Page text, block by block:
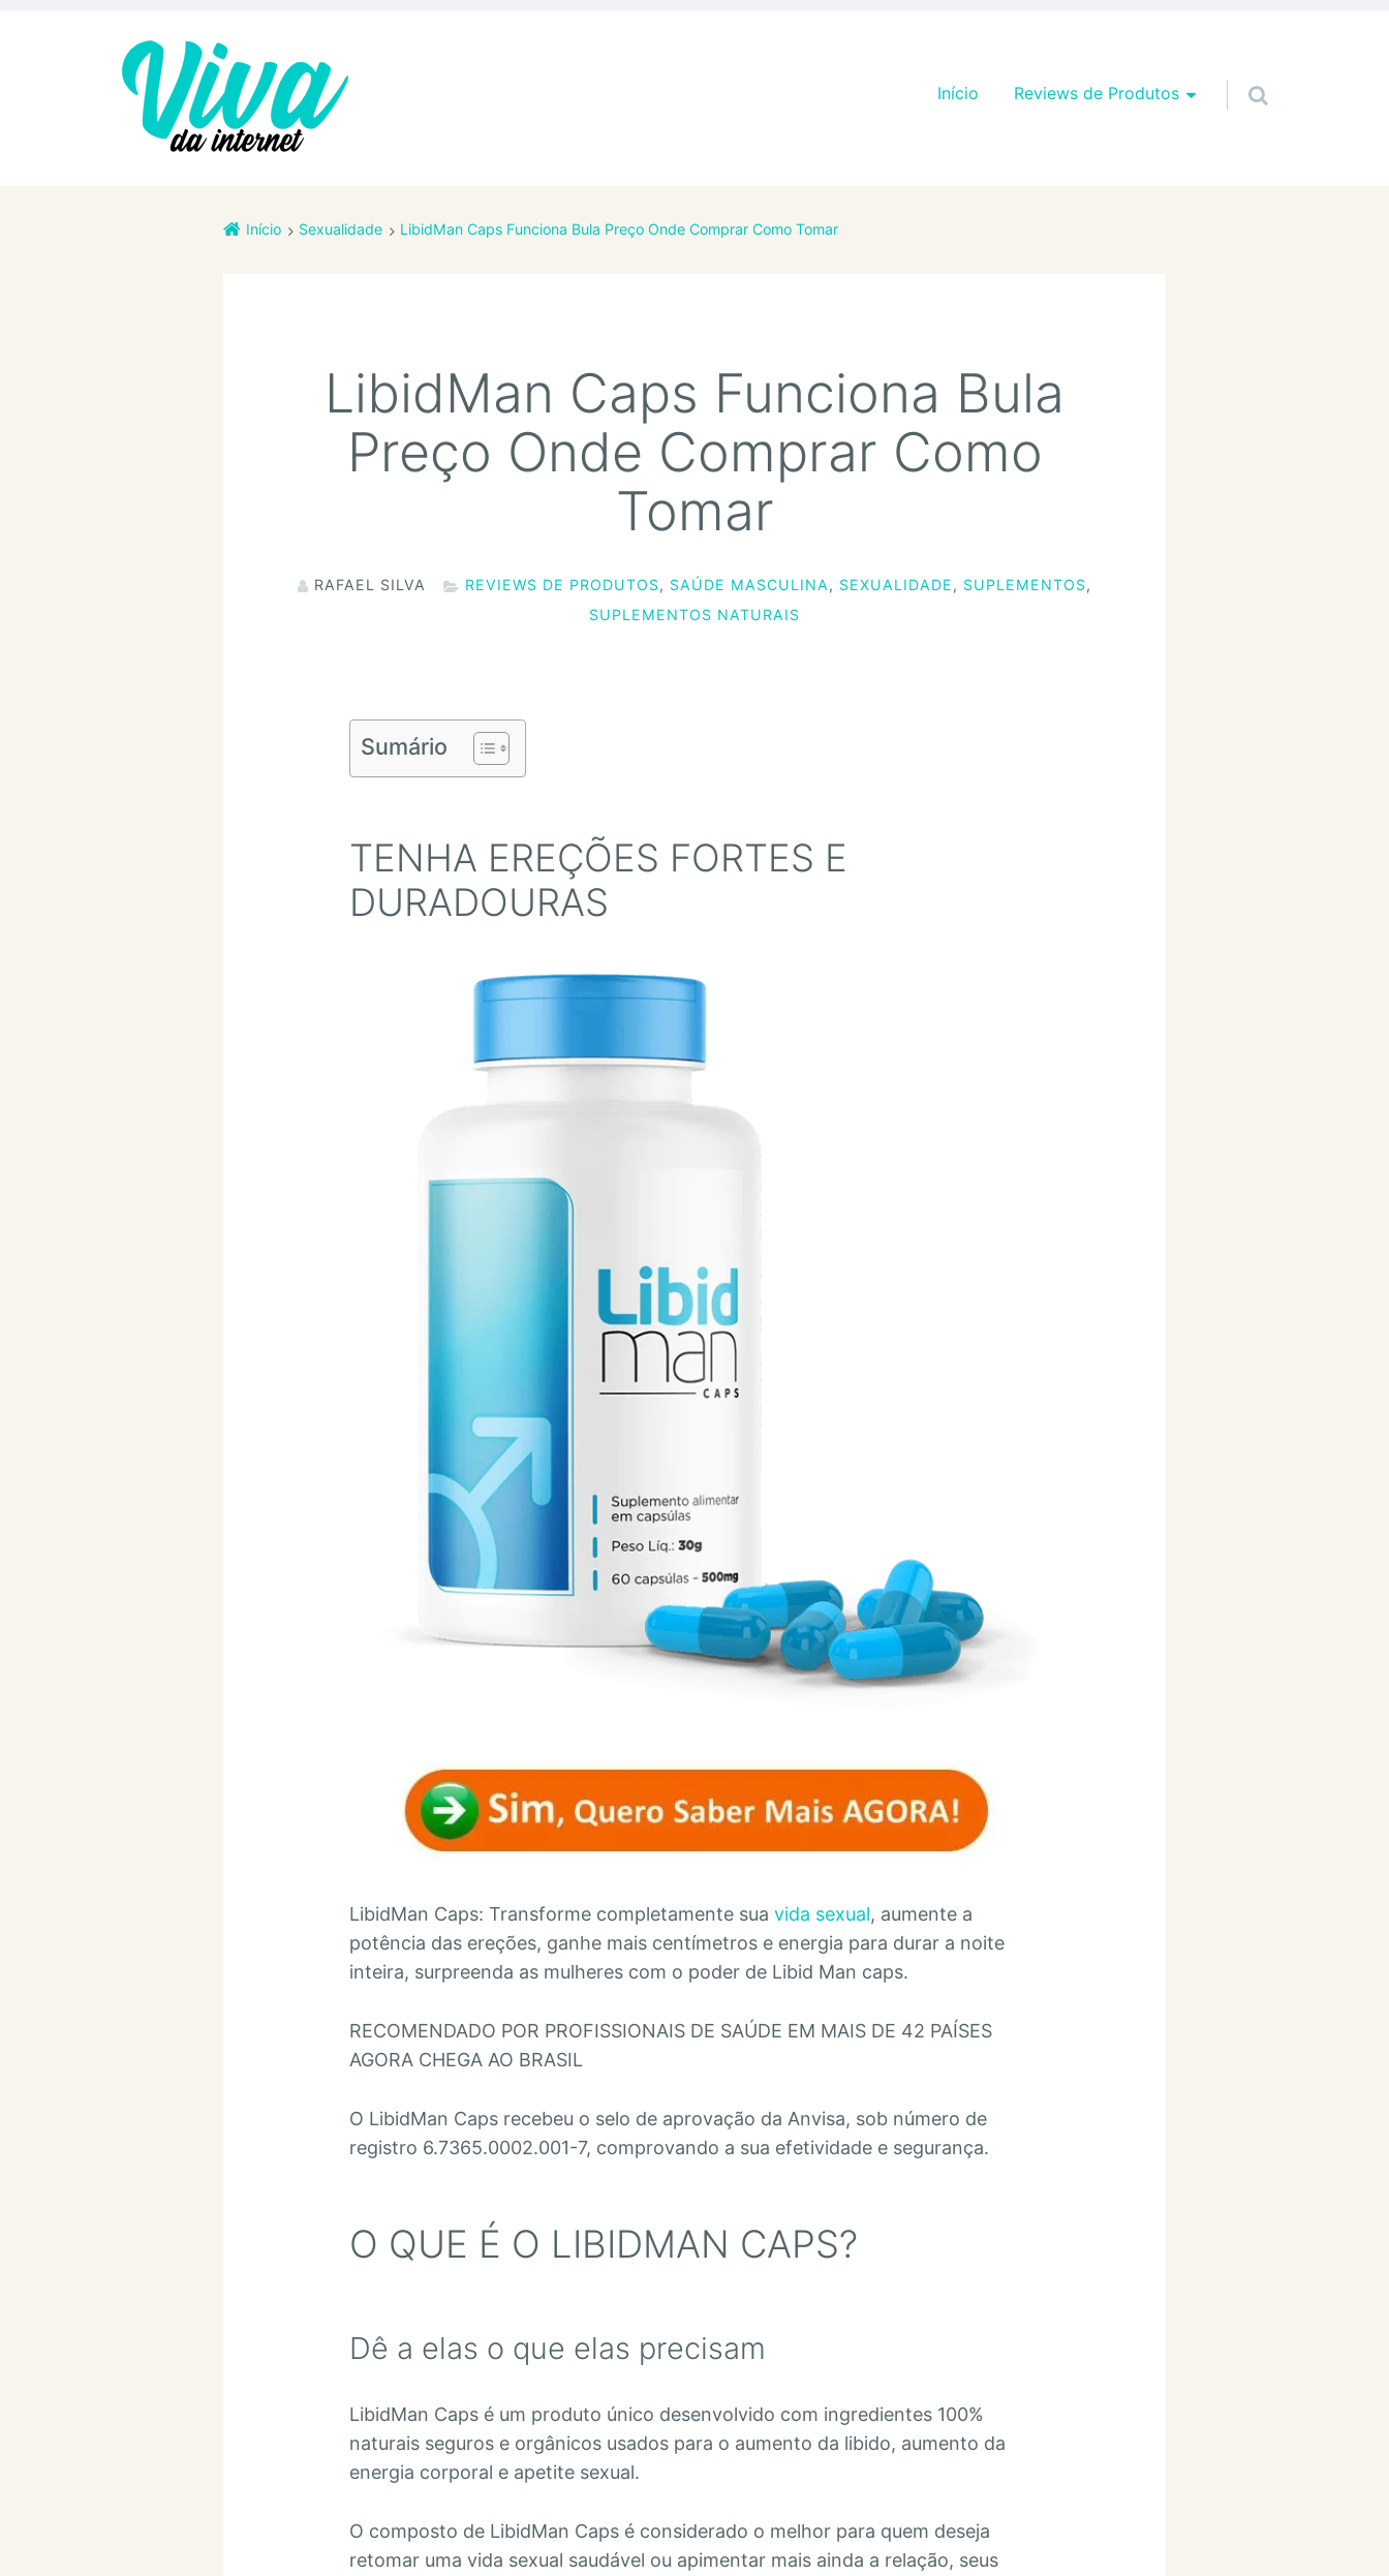
Pular para o conteúdo
Início Reviews de Produtos
Início Sexualidade LibidMan Caps Funciona Bula Preço Onde Comprar Como Tomar
LibidMan Caps Funciona Bula
Preço Onde Comprar Como
Tomar
RAFAEL SILVA REVIEWS DE PRODUTOS, SAÚDE MASCULINA, SEXUALIDADE, SUPLEMENTOS,
SUPLEMENTOS NATURAIS
Sumário
TENHA EREÇÕES FORTES E
DURADOURAS
LibidMan Caps: Transforme completamente suavida sexual, aumente a
potência das ereções, ganhe mais centímetros e energia para durar a noite
inteira, surpreenda as mulheres com o poder de Libid Man caps.
RECOMENDADO POR PROFISSIONAIS DE SAÚDE EM MAIS DE 42 PAÍSES
AGORA CHEGA AO BRASIL
O LibidMan Caps recebeu o selo de aprovação da Anvisa, sob número de
registro 6.7365.0002.001-7, comprovando a sua efetividade e segurança.
O QUE É O LIBIDMAN CAPS?
Dê a elas o que elas precisam
LibidMan Caps é um produto único desenvolvido com ingredientes 100%
naturais seguros e orgânicos usados para o aumento da libido, aumento da
energia corporal e apetite sexual.
O composto de LibidMan Caps é considerado o melhor para quem deseja
retomar uma vida sexual saudável ou apimentar mais ainda a relação, seus